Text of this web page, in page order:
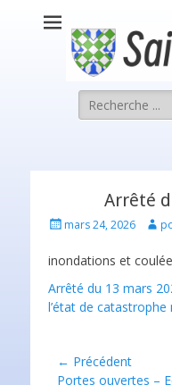
Rechercher :
Arrêté
P
s
e
d
mars 24, 2026
A
t
o
r
inondations et
Arrêté du 13 mars
l’état de catastrophe
Navigation
← Précédent
Article
Portes ouvertes –